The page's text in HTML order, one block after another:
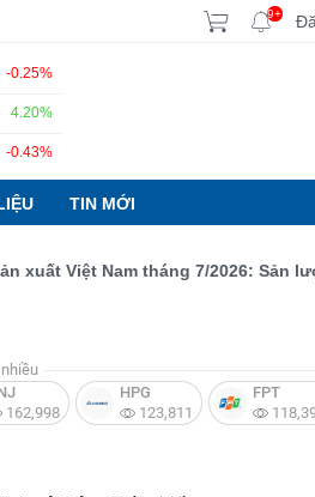
9+
-0.25%
4.20%
-0.43%
TIN MỚI
Việt Nam tháng 7/2026: Sản
162,998
HPG
123,811
FPT